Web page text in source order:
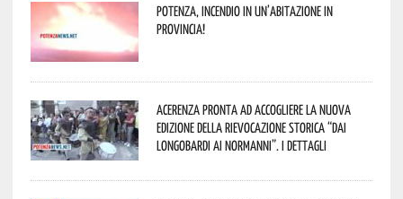
Potenza, incendio in un’abitazione in
provincia!
Acerenza pronta ad accogliere la nuova
edizione della rievocazione storica “Dai
Longobardi ai Normanni”. I dettagli